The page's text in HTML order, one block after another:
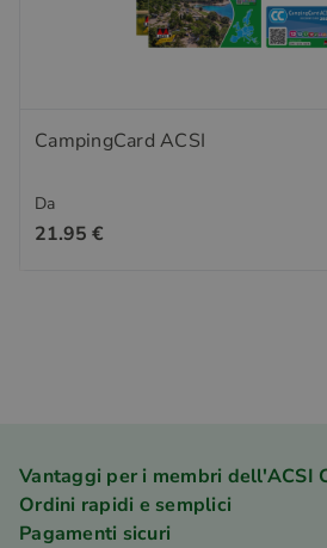
CampingCard ACSI
Da
21.95 €
Vantaggi per i membri dell'ACSI
Ordini rapidi e semplici
Pagamenti sicuri